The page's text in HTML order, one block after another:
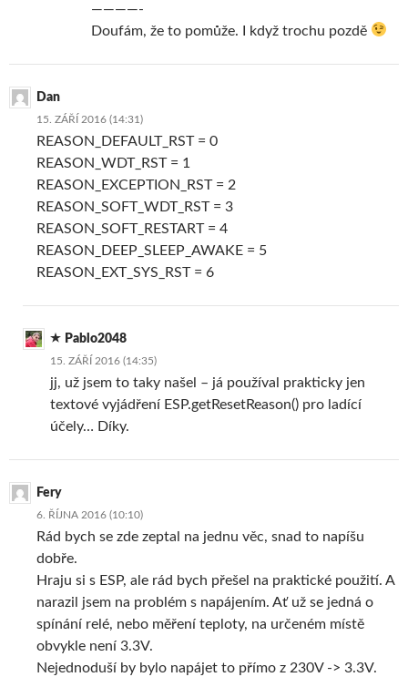
————-
Doufám, že to pomůže. I když trochu pozdě
Dan
15. ZÁŘÍ 2016 (14:31)
REASON_DEFAULT_RST = 0
REASON_WDT_RST = 1
REASON_EXCEPTION_RST = 2
REASON_SOFT_WDT_RST = 3
REASON_SOFT_RESTART = 4
REASON_DEEP_SLEEP_AWAKE = 5
REASON_EXT_SYS_RST = 6
Pablo2048
15. ZÁŘÍ 2016 (14:35)
jj, už jsem to taky našel – já používal prakticky jen
textové vyjádření ESP.getResetReason() pro ladící
účely… Díky.
Fery
6. ŘÍJNA 2016 (10:10)
Rád bych se zde zeptal na jednu věc, snad to napíšu
dobře.
Hraju si s ESP, ale rád bych přešel na praktické použití. A
narazil jsem na problém s napájením. Ať už se jedná o
spínání relé, nebo měření teploty, na určeném místě
obvykle není 3.3V.
Nejednoduší by bylo napájet to přímo z 230V -> 3.3V.